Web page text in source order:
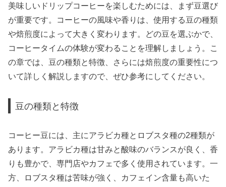
美味しいドリップコーヒーを楽しむためには、まず豆選び
が重要です。コーヒーの風味や香りは、使用する豆の種類
や焙煎度によって大きく変わります。どの豆を選ぶかで、
コーヒータイムの体験が変わることを理解しましょう。こ
の章では、豆の種類と特徴、さらには焙煎度の重要性につ
いて詳しく解説しますので、ぜひ参考にしてください。
豆の種類と特徴
コーヒー豆には、主にアラビカ種とロブスタ種の2種類が
あります。アラビカ種は甘みと酸味のバランスが良く、香
りも豊かで、専門店やカフェで多く使用されています。一
方、ロブスタ種は苦味が強く、カフェイン含量も高いた